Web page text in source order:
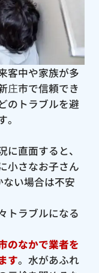
客中や家族が多
庄市で信頼でき
のトラブルを避
に直面すると、
小さなお子さん
い場合は不安
トラブルになる
のなかで業者を
す。水があふれ